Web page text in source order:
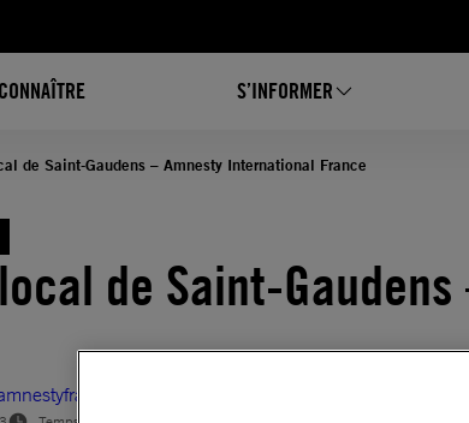
S’INFORMER
de Saint-Gaudens – Amnesty International France
de Saint-